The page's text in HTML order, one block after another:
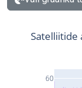
60
Satelliitide